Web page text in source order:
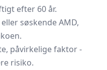
efter 60 år.
søskende AMD,
påvirkelige faktor -
risiko.